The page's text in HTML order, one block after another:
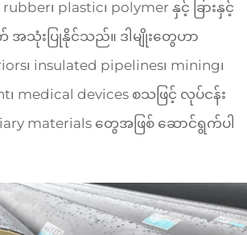
၊ plastic၊ polymer နှင့် ခြားနှင့်
သုံးပြုနိုင်သည်။ ဒါမျိုးတွေဟာ
၊ insulated pipelines၊ mining၊
၊ medical devices စသဖြင့် လုပ်ငန်း
materials တွေအဖြစ် ဆောင်ရွက်ပါ